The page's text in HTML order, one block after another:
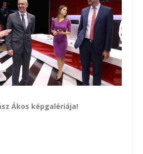
Ákos képgalériája!